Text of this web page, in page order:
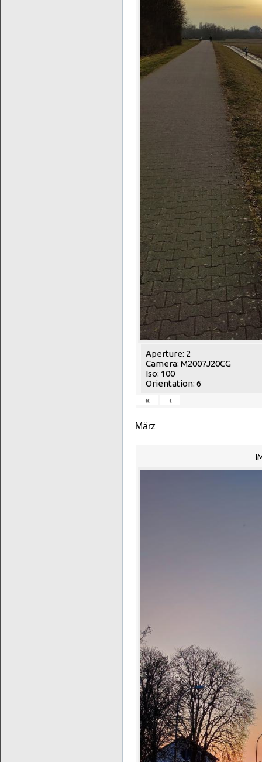
Aperture: 2
Camera: M2007J20CG
Iso: 100
Orientation: 6
«
‹
März